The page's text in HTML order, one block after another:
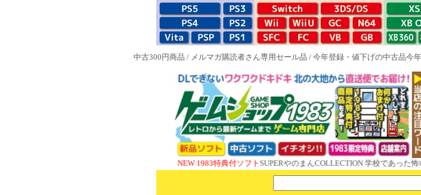
中古300円商品 / メルマガ購読者さん専用セール品 / 今年登録・値下げの中古品今
NEW 1983特典付ソフトSUPERやのまんCOLLECTION 学校であった怖い話と